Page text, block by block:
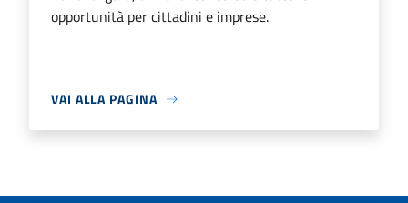
opportunità per cittadini e imprese.
VAI ALLA PAGINA